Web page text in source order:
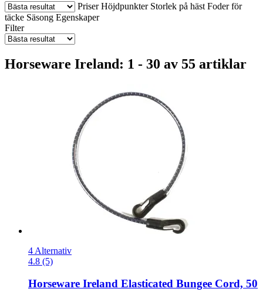
Priser Höjdpunkter Storlek på häst Foder för
täcke Säsong Egenskaper
Filter
Horseware Ireland: 1 - 30 av 55 artiklar
4 Alternativ
4.8 (5)
Horseware Ireland Elasticated Bungee Cord, 50